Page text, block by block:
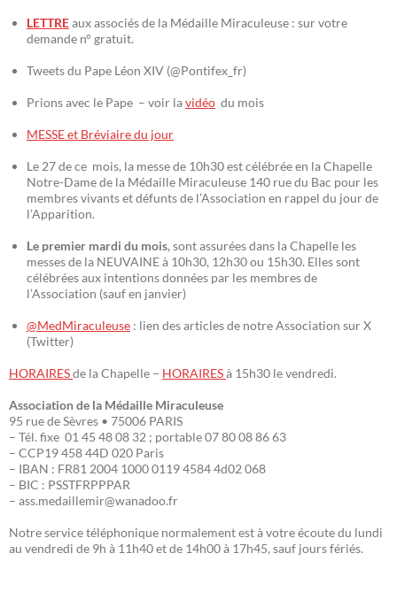
LETTREaux associés de la Médaille Miraculeuse : sur votre
demande n° gratuit.
Tweets du Pape Léon XIV (@Pontifex_fr)
Prions avec le Pape – voir lavidéo du mois
MESSE et Bréviaire du jour
Le 27 de ce mois, la messe de 10h30 est célébrée en la Chapelle
Notre-Dame de la Médaille Miraculeuse 140 rue du Bac pour les
membres vivants et défunts de l’Association en rappel du jour de
l’Apparition.
Le premier mardi du mois, sont assurées dans la Chapelle les
messes de la NEUVAINE à 10h30, 12h30 ou 15h30. Elles sont
célébrées aux intentions données par les membres de
l’Association (sauf en janvier)
@MedMiraculeuse : lien des articles de notre Association sur X
(Twitter)
HORAIRESde la Chapelle – HORAIRESà 15h30 le vendredi.
Association de la Médaille Miraculeuse
95 rue de Sèvres • 75006 PARIS
– Tél. fixe 01 45 48 08 32 ; portable 07 80 08 86 63
– CCP19 458 44D 020 Paris
– IBAN : FR81 2004 1000 0119 4584 4d02 068
– BIC : PSSTFRPPPAR
– ass.medaillemir@wanadoo.fr
Notre service téléphonique normalement est à votre écoute du lundi
au vendredi de 9h à 11h40 et de 14h00 à 17h45, sauf jours fériés.